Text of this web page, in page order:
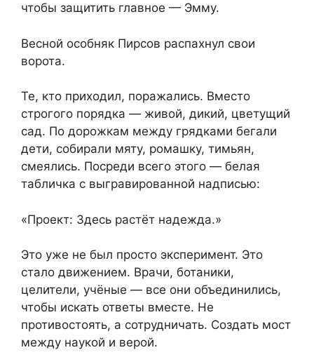
чтобы защитить главное — Эмму.
Весной особняк Пирсов распахнул свои
ворота.
Те, кто приходил, поражались. Вместо
строгого порядка — живой, дикий, цветущий
сад. По дорожкам между грядками бегали
дети, собирали мяту, ромашку, тимьян,
смеялись. Посреди всего этого — белая
табличка с выгравированной надписью:
«Проект: Здесь растёт надежда.»
Это уже не был просто эксперимент. Это
стало движением. Врачи, ботаники,
целители, учёные — все они объединились,
чтобы искать ответы вместе. Не
противостоять, а сотрудничать. Создать мост
между наукой и верой.